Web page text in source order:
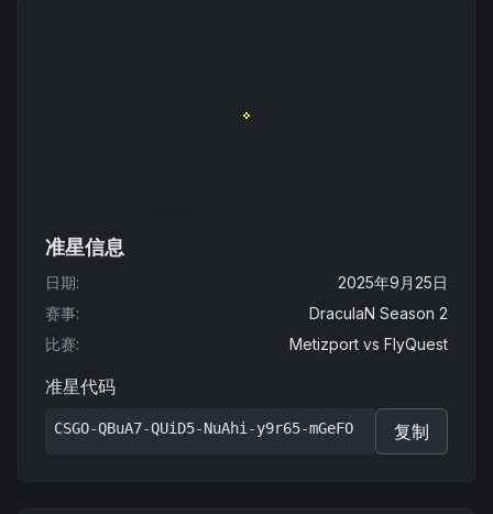
准星信息
日期:
2025年9月25日
赛事:
DraculaN Season 2
比赛: Metizport vs FlyQuest
准星代码
CSGO-QBuA7-QUiD5-NuAhi-y9r65-mGeFO 复制